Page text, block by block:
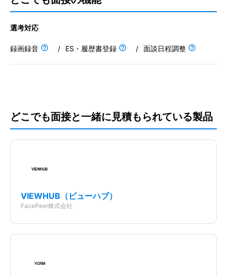
0円
1会議の参加人数上限 要問合せ
録画録音
ES・履歴書登録
選考対応
録画録音 / ES・履歴書登録 / 面談日程調整
どこでも面接と一緒に見積もられている製品
VIEWHUB（ビューハブ）
FacePeer株式会社